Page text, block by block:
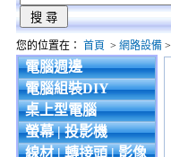
您的位置在： 首頁 > 網路設備>
電腦週邊
電腦組裝DIY
桌上型電腦
螢幕 | 投影機
線材 | 轉接頭 | 影像